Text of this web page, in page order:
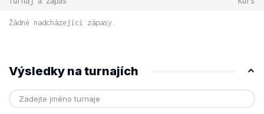
Žádné nadcházející zápasy.
Výsledky na turnajích